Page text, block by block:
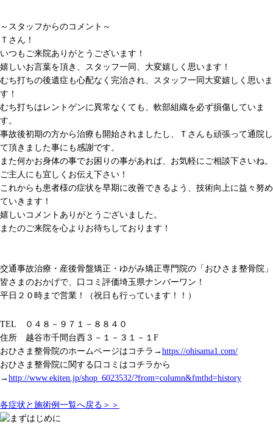
～スタッフからのコメント～
Ｔさん！
いつもご来院ありがとうございます！
嬉しいお言葉を頂き、スタッフ一同、大変嬉しく思います！
むち打ちの後遺症も心配なく完治され、スタッフ一同大変嬉しく思いま
す！
むち打ちはレントゲンに異常なくても、軟部組織を必ず損傷していま
す。
事故後初期の方から治療も開始されましたし、Ｔさんも頑張って通院し
て頂きました事にも感謝です。
また何かお身体の事でお困りの事があれば、お気軽にご相談下さいね。
ご主人にも宜しくお伝え下さい！
これからも患者様の症状を早期に改善できるよう、技術向上に益々努め
ていきます！
嬉しいコメントありがとうございました。
またのご来院を心よりお待ちしております！
交通事故治療・産後骨盤矯正・ゆがみ矯正専門院の「おひさま整骨院」
皆さまのおかげで、口コミ評価埼玉県ナンバーワン！
平日２０時まで営業！（祝日も行っています！！）
TEL ０４８－９７１－８８４０
住所 越谷市千間台西３－１－３１－１ F
おひさま整骨院のホームページはコチラ → https://ohisama1.com/
おひさま整骨院に関する口コミはコチラから
→ http://www.ekiten.jp/shop_6023532/?from=column&fmthd=history
各症状と施術例一覧へ戻る＞＞